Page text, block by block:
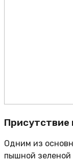
Присутствие
Одним из
пышной зеленой